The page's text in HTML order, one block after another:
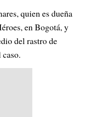
quien es dueña
en Bogotá, y
del rastro de